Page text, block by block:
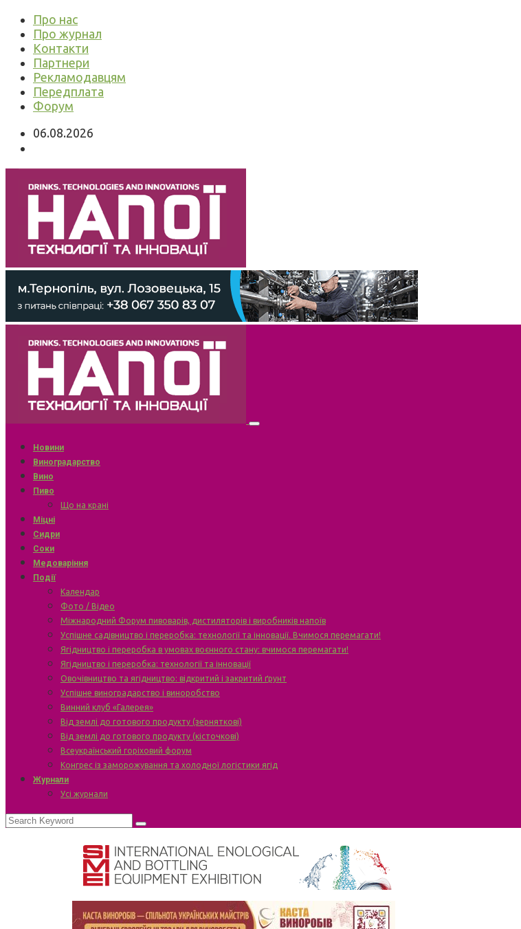
Про нас
Про журнал
Контакти
Партнери
Рекламодавцям
Передплата
Форум
06.08.2026
Новини
Виноградарство
Вино
Пиво
Що на крані
Міцні
Сидри
Соки
Медоваріння
Події
Календар
Фото / Відео
Міжнародний Форум пивоварів, дистиляторів і виробників напоїв
Успішне садівництво і переробка: технології та інновації. Вчимося перемагати!
Ягідництво і переробка в умовах воєнного стану: вчимося перемагати!
Ягідництво і переробка: технології та інновації
Овочівництво та ягідництво: відкритий і закритий ґрунт
Успішне виноградарство і виноробство
Винний клуб «Галерея»
Від землі до готового продукту (зерняткові)
Від землі до готового продукту (кісточкові)
Всеукраїнський горіховий форум
Конгрес із заморожування та холодної логістики ягід
Журнали
Усі журнали